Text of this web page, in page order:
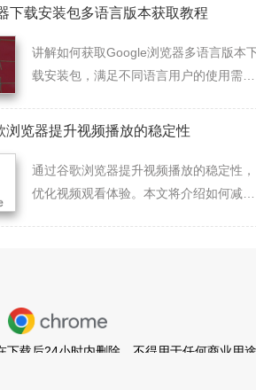
下载安装包多语言版本获取教程
讲解如何获取Google浏览器多语言版本
载安装包，满足不同语言用户的使用需
浏览器提升视频播放的稳定性
通过谷歌浏览器提升视频播放的稳定性，
优化视频观看体验。本文将介绍如何减少
载后24小时内删除，不得用于任何商业用途